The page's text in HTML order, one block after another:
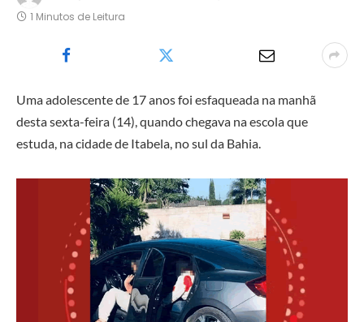
1 Minutos de Leitura
Uma adolescente de 17 anos foi esfaqueada na manhã
desta sexta-feira (14), quando chegava na escola que
estuda, na cidade de Itabela, no sul da Bahia.